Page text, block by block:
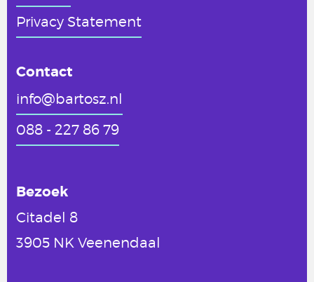
Privacy Statement
Contact
info@bartosz.nl
088 - 227 86 79
Bezoek
Citadel 8
3905 NK Veenendaal